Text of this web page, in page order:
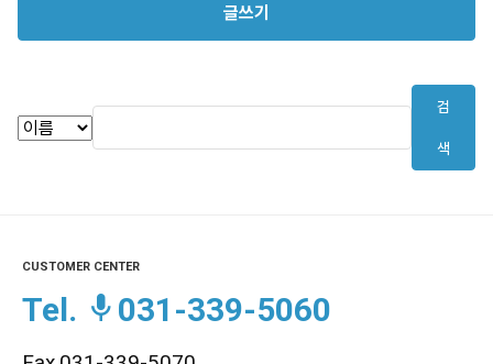
글쓰기
검
색
CUSTOMER CENTER
Tel. 031-339-5060